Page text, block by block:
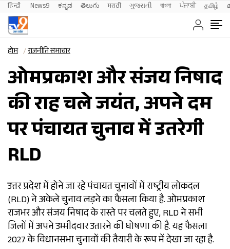
हिन्दी News9 ಕನ್ನಡ తెలుగు मराठी ગુજરાતી বাংলা ਪੰਜਾਬੀ தமிழ்
होम राजनीति समाचार
ओमप्रकाश और संजय निषाद
की राह चले जयंत, अपने दम
पर पंचायत चुनाव में उतरेगी
RLD
उत्तर प्रदेश में होने जा रहे पंचायत चुनावों में राष्ट्रीय लोकदल
(RLD) ने अकेले चुनाव लड़ने का फैसला किया है. ओमप्रकाश
राजभर और संजय निषाद के रास्ते पर चलते हुए, RLD ने सभी
जिलों में अपने उम्मीदवार उतारने की घोषणा की है. यह फैसला
2027 के विधानसभा चुनावों की तैयारी के रूप में देखा जा रहा है.